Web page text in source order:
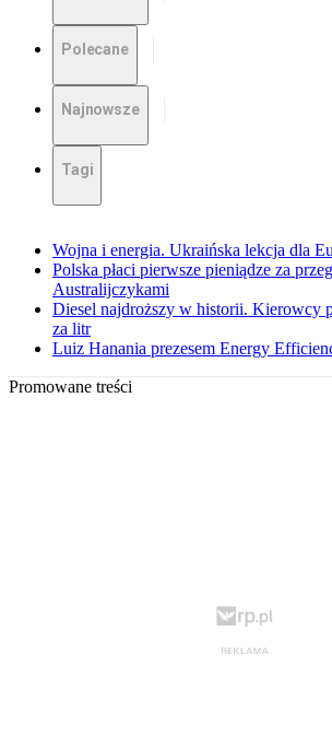
Polecane
Najnowsze
Tagi
Wojna i energia. Ukraińska lekcja dla
Polska płaci pierwsze pieniądze za
Australijczykami
Diesel najdroższy w historii. Kierowcy
za litr
Luiz Hanania prezesem Energy
Promowane treści